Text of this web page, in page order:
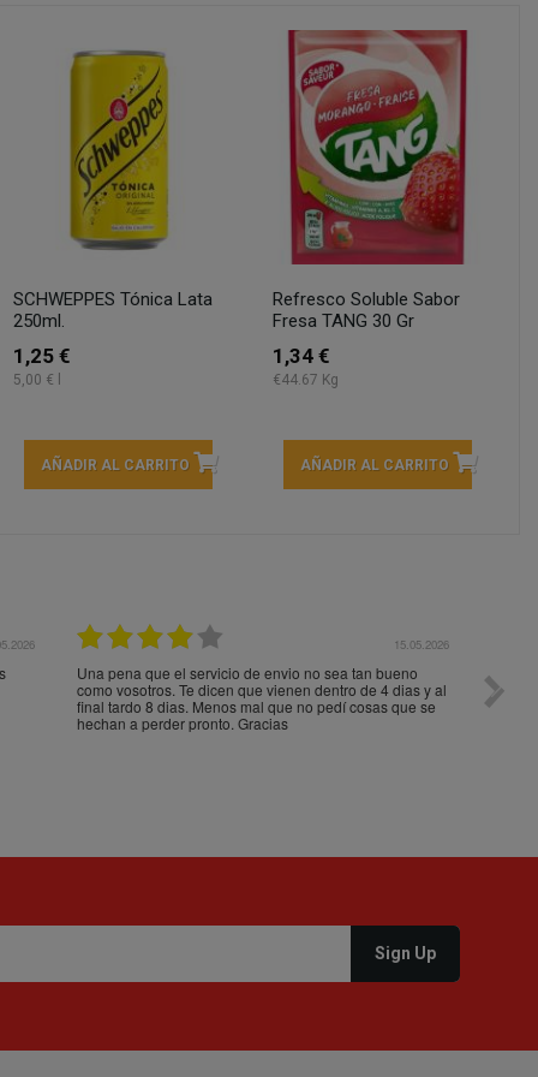
SCHWEPPES Tónica Lata
250ml.
1,25 €
5,00 € l
AÑADIR AL CARRITO
Refresco Soluble Sabor
Fresa TANG 30 Gr
1,34 €
€44.67 Kg
AÑADIR AL CARRITO
15.05.2026
Una pena que el servicio de envio no sea tan bueno
como vosotros. Te dicen que vienen dentro de 4 dias y al
final tardo 8 dias. Menos mal que no pedí cosas que se
hechan a perder pronto. Gracias